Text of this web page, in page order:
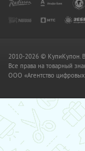
2010-2026 © КупиКупон.
Все права на товарный
OOO «Агентство